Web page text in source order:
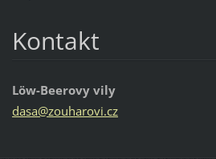
Kontakt
Löw-Beerovy vily
dasa@zouharovi.cz